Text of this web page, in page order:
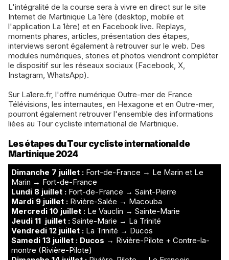
L'intégralité de la course sera à vivre en direct sur le site
Internet de Martinique La 1ère (desktop, mobile et
l'application La 1ère) et en Facebook live. Replays,
moments phares, articles, présentation des étapes,
interviews seront également à retrouver sur le web. Des
modules numériques, stories et photos viendront compléter
le dispositif sur les réseaux sociaux (Facebook, X,
Instagram, WhatsApp).
Sur La1ere.fr, l'offre numérique Outre-mer de France
Télévisions, les internautes, en Hexagone et en Outre-mer,
pourront également retrouver l'ensemble des informations
liées au Tour cycliste international de Martinique.
Les étapes du Tour cycliste international de
Martinique 2024
Dimanche 7 juillet : Fort-de-France → Le Marin et Le
Marin → Fort-de-France
Lundi 8 juillet : Fort-de-France → Saint-Pierre
Mardi 9 juillet : Rivière-Salée → Macouba
Mercredi 10 juillet : Le Vauclin → Sainte-Marie
Jeudi 11 juillet : Sainte-Marie → La Trinité
Vendredi 12 juillet : La Trinité → Ducos
Samedi 13 juillet : Ducos → Rivière-Pilote + Contre-la-
montre (Rivière-Pilote)